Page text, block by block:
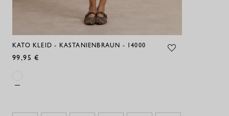
KATO KLEID - KASTANIENBRAUN - 14000
99,95 €